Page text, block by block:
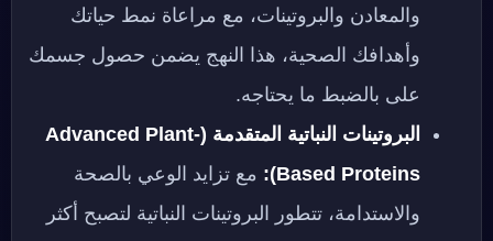
والمعادن والبروتينات، مع مراعاة نمط حياتك
وأهدافك الصحية، هذا النهج يضمن حصول جسمك
على بالضبط ما يحتاجه.
البروتينات النباتية المتقدمة (Advanced Plant-
Based Proteins):
مع تزايد الوعي بالصحة
والاستدامة، تتطور البروتينات النباتية لتصبح أكثر